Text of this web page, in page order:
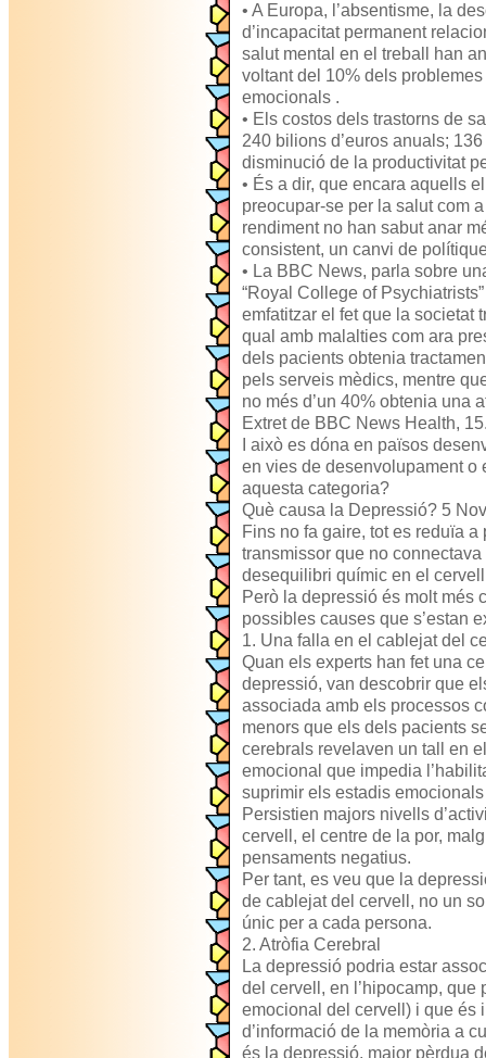
• A Europa, l’absentisme, la
d’incapacitat permanent
salut mental en el treball han
voltant del 10% dels
emocionals .
• Els costos dels trastorns de
240 bilions d’euros anuals;
disminució de la productivitat
• És a dir, que encara aquells
preocupar-se per la salut com
rendiment no han sabut anar
consistent, un canvi de
• La BBC News, parla sobre
“Royal College of
emfatitzar el fet que la societat
qual amb malalties com ara
dels pacients obtenia
pels serveis mèdics, mentre
no més d’un 40% obtenia una
Extret de BBC News Health,
I això es dóna en països
en vies de desenvolupament o
aquesta categoria?
Què causa la Depressió? 5
Fins no fa gaire, tot es reduïa
transmissor que no
desequilibri químic en el
Però la depressió és molt més
possibles causes que s’estan
1. Una falla en el cablejat del
Quan els experts han fet una
depressió, van descobrir que
associada amb els processos
menors que els dels pacients
cerebrals revelaven un tall en
emocional que impedia
suprimir els estadis
Persistien majors nivells
cervell, el centre de la por,
pensaments negatius.
Per tant, es veu que la
de cablejat del cervell, no un
únic per a cada persona.
2. Atròfia Cerebral
La depressió podria estar
del cervell, en l’hipocamp,
emocional del cervell) i que és
d’informació de la memòria a
és la depressió, major pèrdua